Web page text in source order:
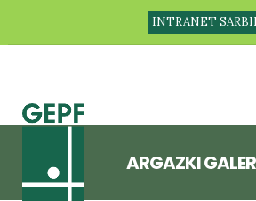
INTRANET
ARGAZKI